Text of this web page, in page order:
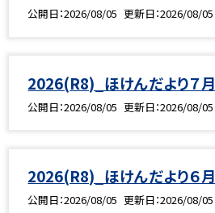
公開日 2026/08/05 更新日 2026/08/05
2026(R8)_ほけんだより７月
公開日 2026/08/05 更新日 2026/08/05
2026(R8)_ほけんだより６月
公開日 2026/08/05 更新日 2026/08/05